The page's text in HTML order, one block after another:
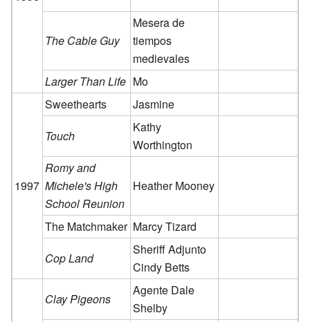
The Cable Guy
Mesera de
tiempos
medievales
Larger Than Life Mo
1997
Sweethearts
Jasmine
Touch
Kathy
Worthington
Romy and
Michele's High
School Reunion
Heather Mooney
The Matchmaker Marcy Tizard
Cop Land
Sheriff Adjunto
Cindy Betts
Clay Pigeons
Agente Dale
Shelby